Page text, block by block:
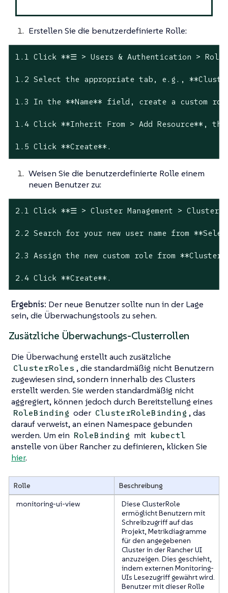
Erstellen Sie die benutzerdefinierte Rolle:
1.1 Click **☰ > Users & Authentication >
1.2 Select the appropriate tab, e.g.,
1.3 In the **Name** field, create a custom
1.4 Click **Inherit From > Add Resource**,
1.5 Click **Create**.
Weisen Sie die benutzerdefinierte Rolle einem
neuen Benutzer zu:
2.1 Click **☰ > Cluster Management > Cluster
2.2 Search for your new user name from
2.3 Assign the new custom role from **Cluster
2.4 Click **Create**.
Ergebnis: Der neue Benutzer sollte nun in der Lage
sein, die Überwachungstools zu sehen.
Zusätzliche Überwachungs-Clusterrollen
Die Überwachung erstellt auch zusätzliche
ClusterRoles , die standardmäßig nicht Benutzern
zugewiesen sind, sondern innerhalb des Clusters
erstellt werden. Sie werden standardmäßig nicht
aggregiert, können jedoch durch Bereitstellung eines
RoleBinding oder ClusterRoleBinding , das
darauf verweist, an einen Namespace gebunden
werden. Um ein RoleBinding mit kubectl
anstelle von über Rancher zu definieren, klicken Sie
hier.
Rolle
Beschreibung
monitoring-ui-view
Diese ClusterRole
ermöglicht Benutzern mit
Schreibzugriff auf das
Projekt, Metrikdiagramme
für den angegebenen
Cluster in der Rancher UI
anzuzeigen. Dies geschieht,
indem externen Monitoring-
UIs Lesezugriff gewährt wird.
Benutzer mit dieser Rolle